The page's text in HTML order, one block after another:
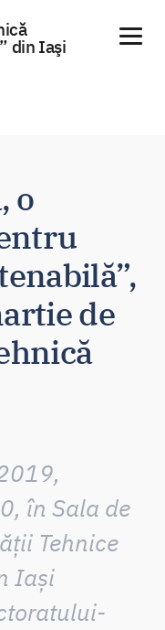
din Iaşi
o
de
,
, în Sala de
Tehnice
Iași